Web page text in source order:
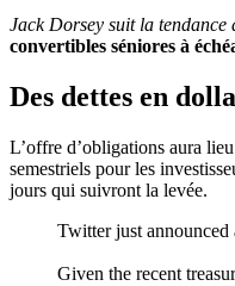
Jack Dorsey suit la tendance
convertibles séniores à
Des dettes en
L’offre d’obligations aura
semestriels pour les
jours qui suivront la levée.
Twitter just
Given the recent